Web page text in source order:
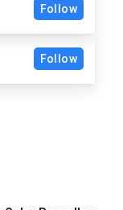
Follow
Follow